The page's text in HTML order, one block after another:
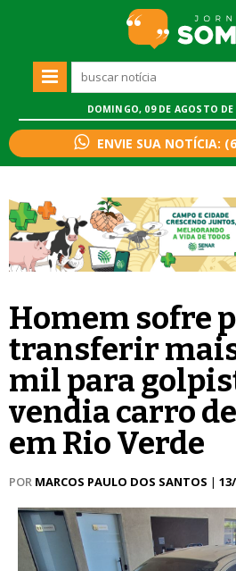
DOMINGO, 09 DE AGOSTO
ENVIE SUA NOTÍCIA:
Homem sofre
transferir mais
mil para
vendia carro
em Rio Verde
POR MARCOS PAULO DOS SANTOS |